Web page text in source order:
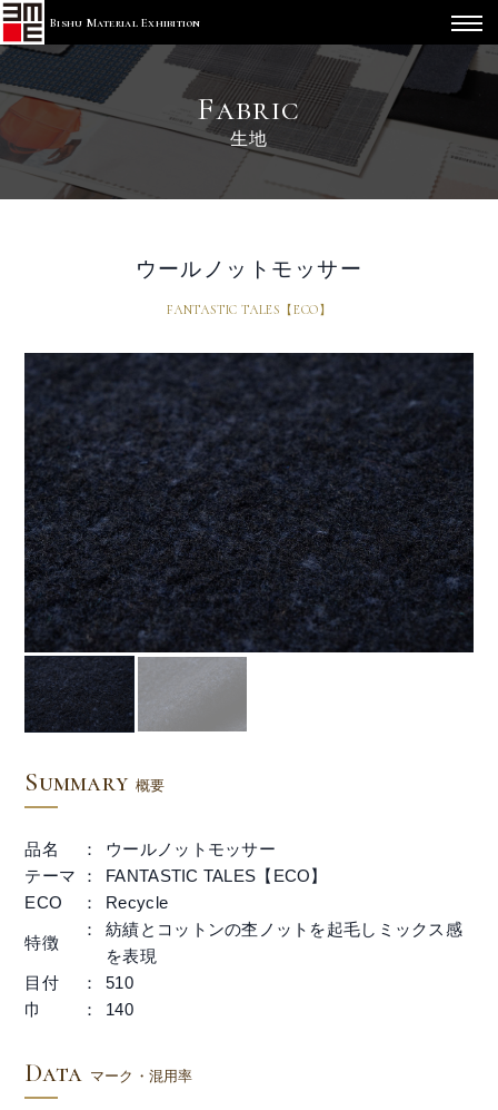
Bishu Material Exhibition
Fabric
生地
ウールノットモッサー
FANTASTIC TALES【ECO】
Summary 概要
品名
ウールノットモッサー
テーマ
FANTASTIC TALES【ECO】
ECO
Recycle
特徴
紡績とコットンの杢ノットを起毛しミックス感
を表現
目付
510
巾
140
Data マーク・混用率